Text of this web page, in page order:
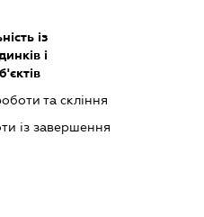
із
і
та скління
із завершення